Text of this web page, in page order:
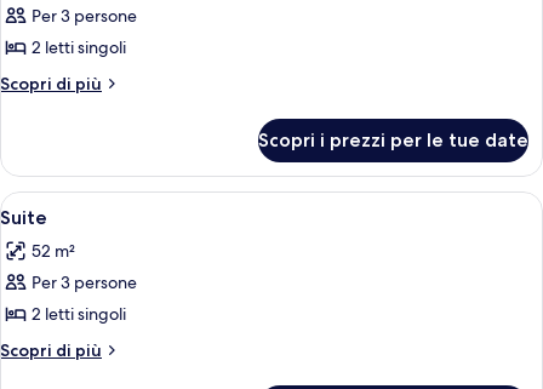
foto
per
Suite
Per 3 persone
2 letti singoli
Scopri di più
Altri
Junior
Scopri i prezzi per le tue date
Apri
tutte
le
foto
per
Suite
Una moderna camera d'albergo
4
Suite
52 m²
Per 3 persone
2 letti singoli
Scopri di più
Altri